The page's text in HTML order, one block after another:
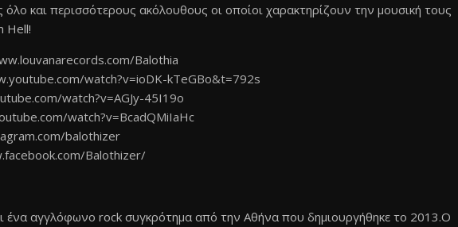
όλο και περισσότερους ακόλουθους οι οποίοι χαρακτηρίζουν την μουσική τους
Hell!
Balothia
watch?v=ioDK-kTeGBo&t=792s
watch?v=AGJy-45I19o
watch?v=BcadQMiIaHc
balothizer
Balothizer/
ένα αγγλόφωνο rock συγκρότημα από την Αθήνα που δημιουργήθηκε το 2013.Ο